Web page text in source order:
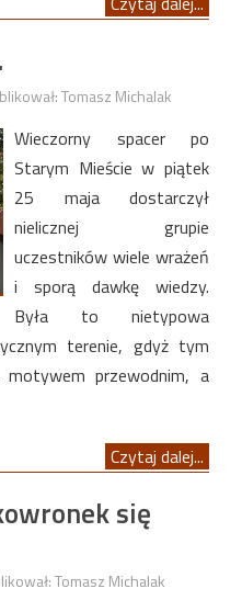
Tomasz Michalak
Wieczorny spacer po
Starym Mieście w piątek
25 maja dostarczył
nielicznej grupie
uczestników wiele wrażeń
i sporą dawkę wiedzy.
Była to nietypowa
terenie, gdyż tym
przewodnim, a
Czytaj dalej...
się
Tomasz Michalak